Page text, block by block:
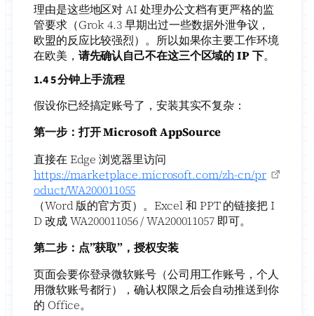
理由是这些地区对 AI 处理办公文档有更严格的监
管要求（Grok 4.3 早期出过一些数据外泄争议，
欧盟的反应比较强烈）。所以如果你主要工作环境
在欧美， 请先确认自己不在这三个区域的 IP 下。
1.4 5 分钟上手流程
假设你已经搞定账号了，安装其实不复杂：
第一步：打开 Microsoft AppSource
直接在 Edge 浏览器里访问
https://marketplace.microsoft.com/zh-cn/pr
oduct/WA200011055
（Word 版的官方页）。Excel 和 PPT 的链接把 I
D 改成 WA200011056 / WA200011057 即可。
第二步：点”获取”，授权安装
页面会要你登录微软账号（公司用工作账号，个人
用微软账号都行），确认权限之后会自动推送到你
的 Office。